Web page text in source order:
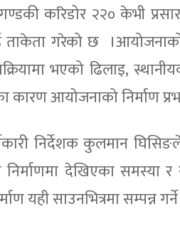
करिडोर २२० केभी
ताकेता गरेको छ
भएको ढिलाइ,
आयोजनाको निर्माण
निर्देशक कुलमान
निर्माणमा देखिएका
यही साउनभित्रमा सम्पन्न